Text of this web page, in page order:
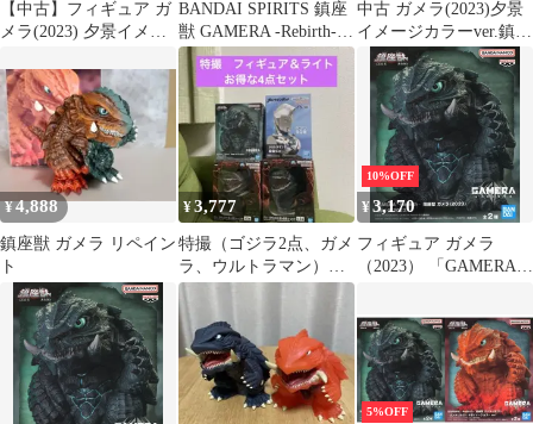
【中古】フィギュア ガ
メラ(2023) 夕景イメー
「GAMERA -Rebirth-」
鎮座獣 ガメラ(2023)
BANDAI SPIRITS 鎮座
獣 GAMERA -Rebirth-
ガメラ(2023)
中古 ガメラ(2023)夕景
イメージカラーver.鎮座
獣「GAMERA-
Rebirth-」
¥4,888
鎮座獣 ガメラ リペイン
ト
¥3,777
特撮（ゴジラ2点、ガメ
ラ、ウルトラマン）
フィギュア＆ライト
お得な4点セット
10%OFF
¥3,170
フィギュア ガメラ
（2023） 「GAMERA -
発送】
5%OFF